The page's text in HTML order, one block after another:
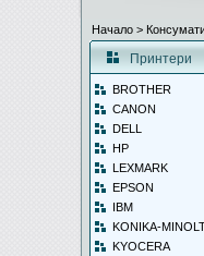
Начало >
Принтери
BROTHER
CANON
DELL
HP
LEXMARK
EPSON
IBM
KONIKA-
KYOCERA